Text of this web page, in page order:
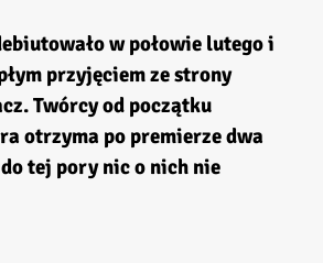
w połowie lutego i
przyjęciem ze strony
Twórcy od początku
otrzyma po premierze dwa
tej pory nic o nich nie